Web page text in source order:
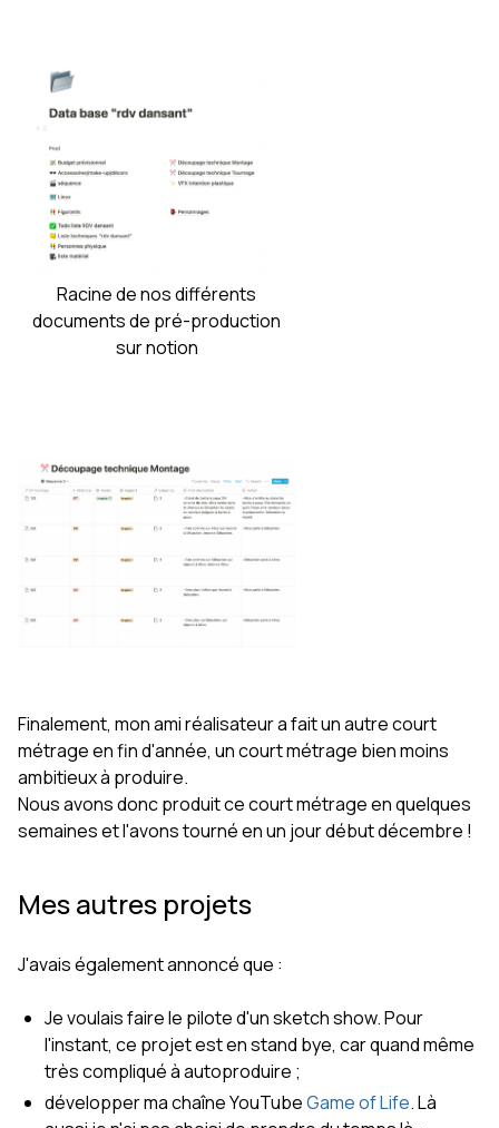
Racine de nos différents
documents de pré-production
sur notion
Finalement, mon ami réalisateur a fait un autre court
métrage en fin d'année, un court métrage bien moins
ambitieux à produire.
Nous avons donc produit ce court métrage en quelques
semaines et l'avons tourné en un jour début décembre !
Mes autres projets
J'avais également annoncé que :
Je voulais faire le pilote d'un sketch show. Pour
l'instant, ce projet est en stand bye, car quand même
très compliqué à autoproduire ;
développer ma chaîne YouTubeGame of Life. Là